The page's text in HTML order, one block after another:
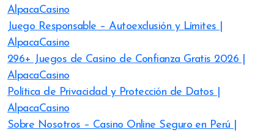
AlpacaCasino
Juego Responsable – Autoexclusión y Límites |
AlpacaCasino
296+ Juegos de Casino de Confianza Gratis 2026 |
AlpacaCasino
Política de Privacidad y Protección de Datos |
AlpacaCasino
Sobre Nosotros – Casino Online Seguro en Perú |